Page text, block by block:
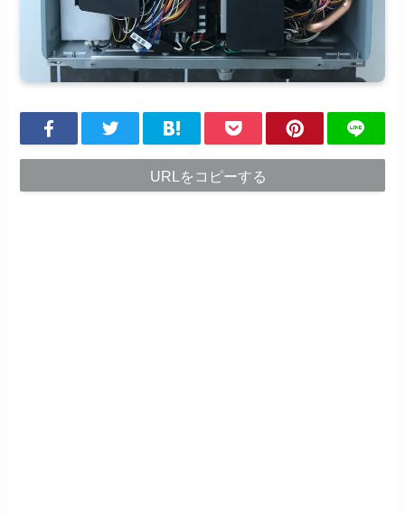
URLをコピーする